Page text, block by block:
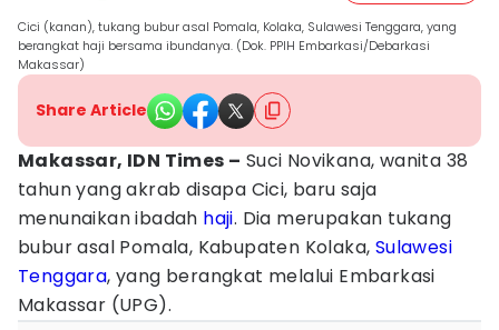
Cici (kanan), tukang bubur asal Pomala, Kolaka, Sulawesi Tenggara, yang
berangkat haji bersama ibundanya. (Dok. PPIH Embarkasi/Debarkasi
Makassar)
Share Article
Makassar, IDN Times – Suci Novikana, wanita 38
tahun yang akrab disapa Cici, baru saja
menunaikan ibadah haji. Dia merupakan tukang
bubur asal Pomala, Kabupaten Kolaka, Sulawesi
Tenggara, yang berangkat melalui Embarkasi
Makassar (UPG).